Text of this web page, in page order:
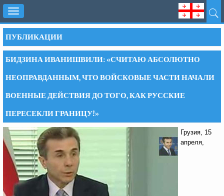
Toggle
navigation
ПУБЛИКАЦИИ
БИДЗИНА ИВАНИШВИЛИ: «СЧИТАЮ АБСОЛЮТНО
НЕОПРАВДАННЫМ, ЧТО ВОЙСКОВЫЕ ЧАСТИ НАЧАЛИ
ВОЕННЫЕ ДЕЙСТВИЯ ДО ТОГО, КАК РУССКИЕ
ПЕРЕСЕКЛИ ГРАНИЦУ!»
Грузия, 15
апреля,